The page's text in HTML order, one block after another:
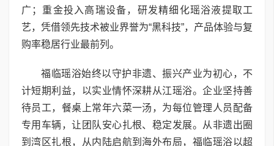
广；重金投入高瑞设备，研发精细化瑶浴液提取工
艺，凭借领先技术被业界誉为“黑科技”，产品体验与复
购率稳居行业最前列。
福临瑶浴始终以守护非遗、振兴产业为初心，不
计短期利益，以实业情怀深耕从江瑶浴。企业坚持善
待员工，餐桌上常年六菜一汤，为每位管理人员配备
专用车辆，让团队安心扎根、稳定发展。从非遗出圈
到湾区扎根，从内陆启航到海外布局，福临瑶浴以超